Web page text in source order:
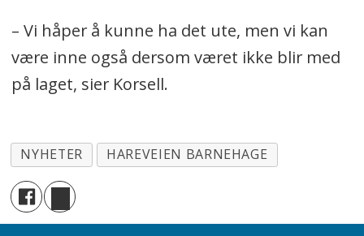
– Vi håper å kunne ha det ute, men vi kan
være inne også dersom været ikke blir med
på laget, sier Korsell.
NYHETER HAREVEIEN BARNEHAGE